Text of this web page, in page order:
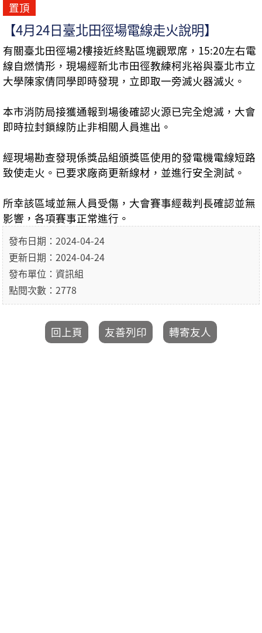
置頂
【4月24日臺北田徑場電線走火說明】
有關臺北田徑場2樓接近終點區塊觀眾席，15:20左右電
線自燃情形，現場經新北市田徑教練柯兆裕與臺北市立
大學陳家倩同學即時發現，立即取一旁滅火器滅火。
本市消防局接獲通報到場後確認火源已完全熄滅，大會
即時拉封鎖線防止非相關人員進出。
經現場勘查發現係獎品組頒獎區使用的發電機電線短路
致使走火。已要求廠商更新線材，並進行安全測試。
所幸該區域並無人員受傷，大會賽事經裁判長確認並無
影響，各項賽事正常進行。
發布日期：2024-04-24
更新日期：2024-04-24
發布單位：資訊組
點閱次數：2778